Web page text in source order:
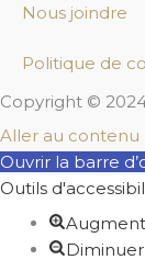
Nous joindre
Politique de
Copyright ©
Aller au contenu
Ouvrir la barre
Outils